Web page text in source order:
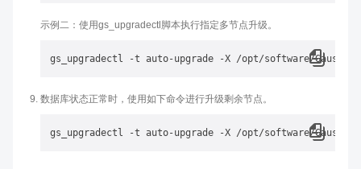
示例二：使用gs_upgradectl脚本执行指定多节点升级。
数据库状态正常时，使用如下命令进行升级剩余节点。
gs_upgradectl -t auto-upgrade -X /opt/software/